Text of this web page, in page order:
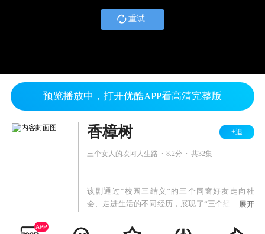
重试
预览播放中，打开优酷APP看高清完整版
香樟树 +追
三个女人的坎坷人生路 8.2分 共32集
该剧通过“校园三结义”的三个同窗好友走向社
会、走进生活的不同经历，展现了“三个经历曲折
友情”。
展开